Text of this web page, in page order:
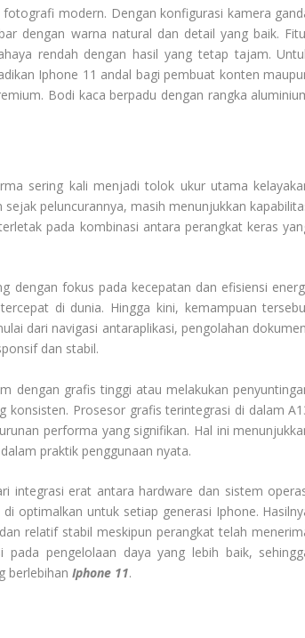
modern. Dengan konfigurasi kamera
dengan warna natural dan detail yang baik.
rendah dengan hasil yang tetap tajam.
Iphone 11 andal bagi pembuat konten
Bodi kaca berpadu dengan rangka
sering kali menjadi tolok ukur utama
peluncurannya, masih menunjukkan
pada kombinasi antara perangkat keras
dengan fokus pada kecepatan dan efisiensi
di dunia. Hingga kini, kemampuan
dari navigasi antaraplikasi, pengolahan
dan stabil.
dengan grafis tinggi atau melakukan
Prosesor grafis terintegrasi di dalam
performa yang signifikan. Hal ini
praktik penggunaan nyata.
integrasi erat antara hardware dan sistem
optimalkan untuk setiap generasi Iphone.
relatif stabil meskipun perangkat telah
pengelolaan daya yang lebih baik,
berlebihan Iphone 11.